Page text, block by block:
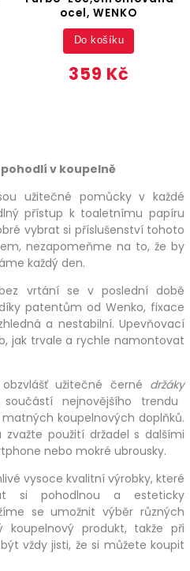
ocel, WENKO
359 Kč
Do košíku
v koupelně
užitečné pomůcky v každé
přístup k toaletnímu papíru
vybrat si příslušenství tohoto
nezapomeňme na to, že by
každý den.
vrtání se v poslední době
patentům od Wenko, fixace
a nestabilní. Upevňovací
jak trvale a rychle namontovat
užitečné černé držáky
nejnovějšího trendu
koupelnových doplňků.
použití držadel s dalšími
nebo mokré ubrousky.
vysoce kvalitní výrobky, které
si pohodlnou a esteticky
se umožnit výběr různých
produkt, takže při
vždy jisti, že si můžete koupit